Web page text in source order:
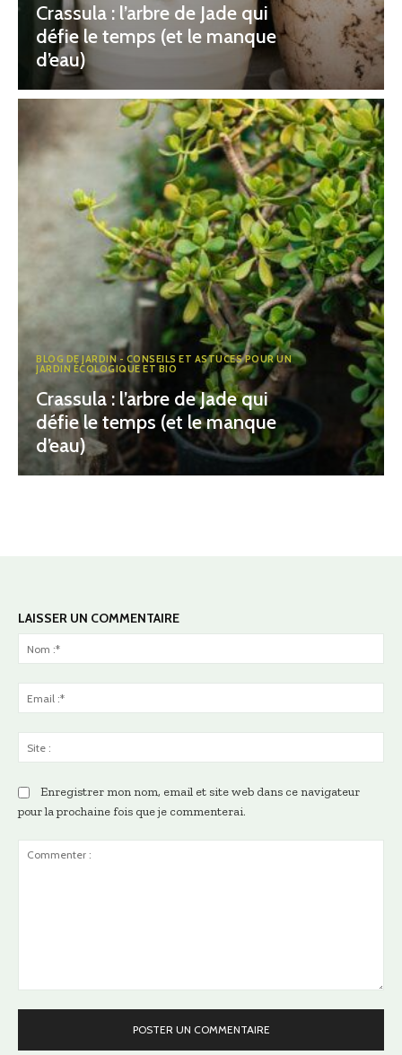
Crassula : l’arbre de Jade qui
défie le temps (et le manque
d’eau)
BLOG DE JARDIN - CONSEILS ET ASTUCES POUR UN
JARDIN ÉCOLOGIQUE ET BIO
Crassula : l’arbre de Jade qui
défie le temps (et le manque
d’eau)
LAISSER UN COMMENTAIRE
Enregistrer mon nom, email et site web dans ce navigateur
pour la prochaine fois que je commenterai.